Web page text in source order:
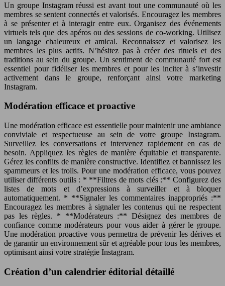
Un groupe Instagram réussi est avant tout une communauté où les
membres se sentent connectés et valorisés. Encouragez les membres
à se présenter et à interagir entre eux. Organisez des événements
virtuels tels que des apéros ou des sessions de co-working. Utilisez
un langage chaleureux et amical. Reconnaissez et valorisez les
membres les plus actifs. N’hésitez pas à créer des rituels et des
traditions au sein du groupe. Un sentiment de communauté fort est
essentiel pour fidéliser les membres et pour les inciter à s’investir
activement dans le groupe, renforçant ainsi votre marketing
Instagram.
Modération efficace et proactive
Une modération efficace est essentielle pour maintenir une ambiance
conviviale et respectueuse au sein de votre groupe Instagram.
Surveillez les conversations et intervenez rapidement en cas de
besoin. Appliquez les règles de manière équitable et transparente.
Gérez les conflits de manière constructive. Identifiez et bannissez les
spammeurs et les trolls. Pour une modération efficace, vous pouvez
utiliser différents outils : * **Filtres de mots clés :** Configurez des
listes de mots et d’expressions à surveiller et à bloquer
automatiquement. * **Signaler les commentaires inappropriés :**
Encouragez les membres à signaler les contenus qui ne respectent
pas les règles. * **Modérateurs :** Désignez des membres de
confiance comme modérateurs pour vous aider à gérer le groupe.
Une modération proactive vous permettra de prévenir les dérives et
de garantir un environnement sûr et agréable pour tous les membres,
optimisant ainsi votre stratégie Instagram.
Création d’un calendrier éditorial détaillé